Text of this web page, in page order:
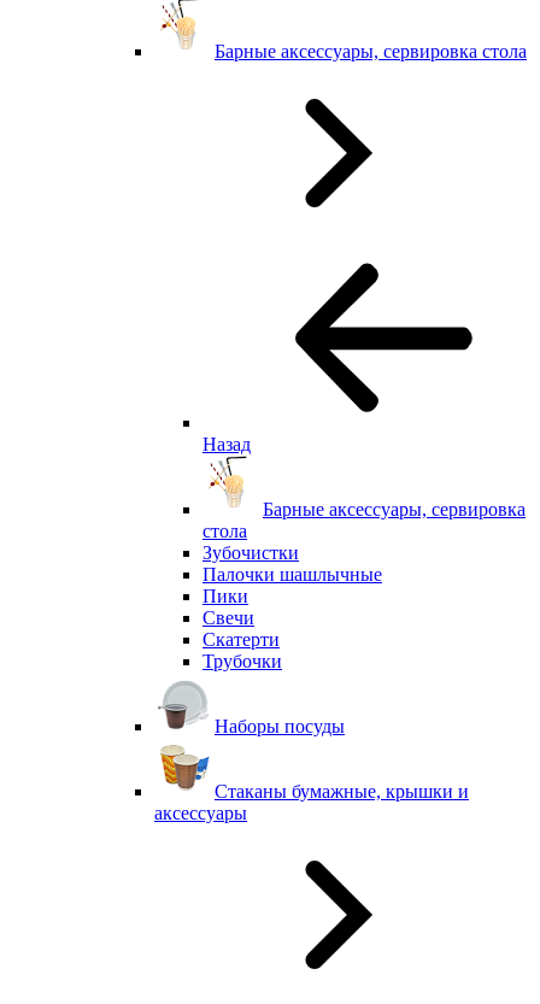
Барные аксессуары, сервировка стола
Назад
Барные аксессуары, сервировка
стола
Зубочистки
Палочки шашлычные
Пики
Свечи
Скатерти
Трубочки
Наборы посуды
Стаканы бумажные, крышки и
аксессуары